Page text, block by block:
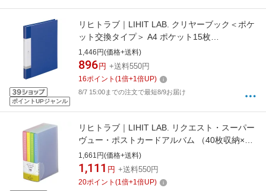
ポイントUPジャンル
リヒトラブ｜LIHIT LAB. クリヤーブック＜ポケ
ット交換タイプ＞ A4 ポケット15枚
REQUEST(リクエスト) 青 G3801-8
1,446円(価格+送料)
896 円 +送料550円
16ポイント (1倍+1倍UP)
8/7 15:00までの注文で最短8/9お届け
リヒトラブ｜LIHIT LAB. リクエスト・スーパー
ヴュー・ポストカードアルバム （40枚収納×4
冊） G8101
1,661円(価格+送料)
1,111 円 +送料550円
20ポイント (1倍+1倍UP)